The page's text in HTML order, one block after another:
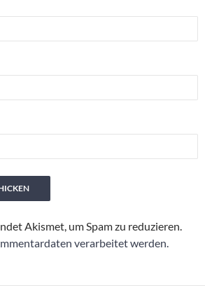
Akismet, um Spam zu reduzieren.
verarbeitet werden.